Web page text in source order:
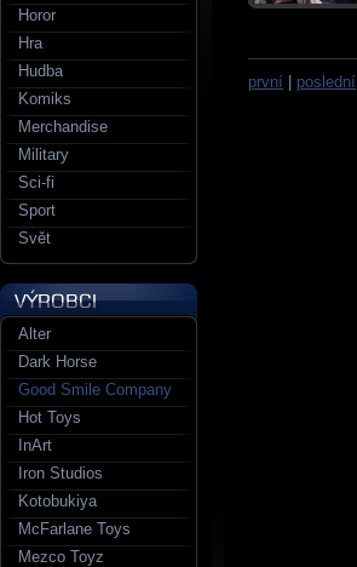
první poslední
Horor
Hra
Hudba
Komiks
Merchandise
Military
Sci-fi
Sport
Svět
Alter
Dark Horse
Good Smile Company
Hot Toys
InArt
Iron Studios
Kotobukiya
McFarlane Toys
Mezco Toyz